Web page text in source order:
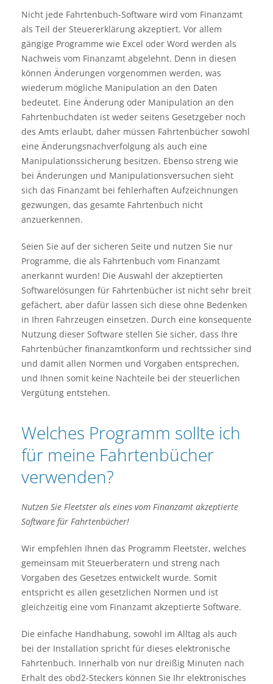
Nicht jede Fahrtenbuch-Software wird vom Finanzamt
als Teil der Steuererklärung akzeptiert. Vor allem
gängige Programme wie Excel oder Word werden als
Nachweis vom Finanzamt abgelehnt. Denn in diesen
können Änderungen vorgenommen werden, was
wiederum mögliche Manipulation an den Daten
bedeutet. Eine Änderung oder Manipulation an den
Fahrtenbuchdaten ist weder seitens Gesetzgeber noch
des Amts erlaubt, daher müssen Fahrtenbücher sowohl
eine Änderungsnachverfolgung als auch eine
Manipulationssicherung besitzen. Ebenso streng wie
bei Änderungen und Manipulationsversuchen sieht
sich das Finanzamt bei fehlerhaften Aufzeichnungen
gezwungen, das gesamte Fahrtenbuch nicht
anzuerkennen.
Seien Sie auf der sicheren Seite und nutzen Sie nur
Programme, die als Fahrtenbuch vom Finanzamt
anerkannt wurden! Die Auswahl der akzeptierten
Softwarelösungen für Fahrtenbücher ist nicht sehr breit
gefächert, aber dafür lassen sich diese ohne Bedenken
in Ihren Fahrzeugen einsetzen. Durch eine konsequente
Nutzung dieser Software stellen Sie sicher, dass Ihre
Fahrtenbücher finanzamtkonform und rechtssicher sind
und damit allen Normen und Vorgaben entsprechen,
und Ihnen somit keine Nachteile bei der steuerlichen
Vergütung entstehen.
Welches Programm sollte ich
für meine Fahrtenbücher
verwenden?
Nutzen Sie Fleetster als eines vom Finanzamt akzeptierte
Software für Fahrtenbücher!
Wir empfehlen Ihnen das Programm Fleetster, welches
gemeinsam mit Steuerberatern und streng nach
Vorgaben des Gesetzes entwickelt wurde. Somit
entspricht es allen gesetzlichen Normen und ist
gleichzeitig eine vom Finanzamt akzeptierte Software.
Die einfache Handhabung, sowohl im Alltag als auch
bei der Installation spricht für dieses elektronische
Fahrtenbuch. Innerhalb von nur dreißig Minuten nach
Erhalt des obd2-Steckers können Sie Ihr elektronisches